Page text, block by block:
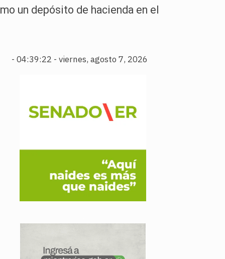
un depósito de hacienda en el
- 04:39:23 - viernes, agosto 7, 2026